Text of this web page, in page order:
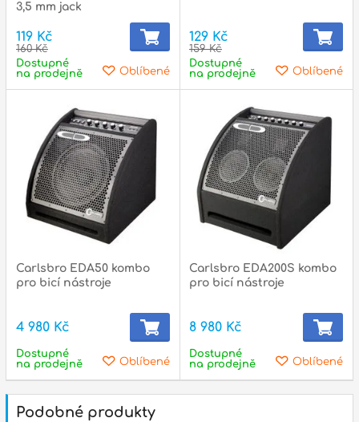
3,5 mm jack
119 Kč
160 Kč
Oblíbené
Dostupné
na prodejně
129 Kč
159 Kč
Oblíbené
Dostupné
na prodejně
Carlsbro EDA50 kombo
pro bicí nástroje
4 980 Kč
Oblíbené
Dostupné
na prodejně
Carlsbro EDA200S kombo
pro bicí nástroje
8 980 Kč
Oblíbené
Dostupné
na prodejně
Podobné produkty